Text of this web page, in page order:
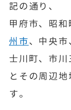
記の通り、
甲府市、昭和
州市、中央市
士川町、市
とその周辺
す。